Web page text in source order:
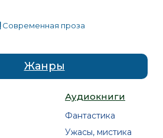
Современная проза
Жанры
Аудиокниги
Фантастика
Ужасы, мистика